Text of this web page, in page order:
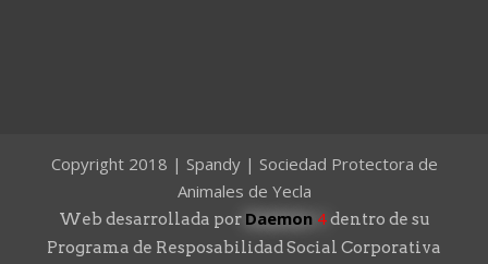
Copyright 2018 | Spandy | Sociedad Protectora de
Animales de Yecla
Web desarrollada por Daemon 4dentro de su
Programa de Resposabilidad Social Corporativa